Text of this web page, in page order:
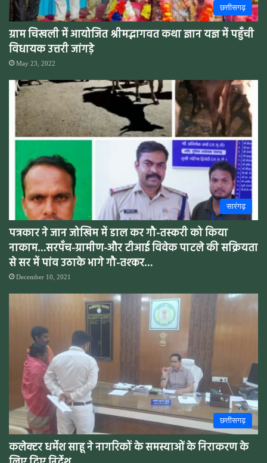
छत्तीसगढ़
ग्राम चिखली में आयोजित श्रीमद्भागवत कथा ज्ञान यज्ञ में पहुँची
विधायक उत्तरी जांगड़े
May 23, 2022
सारंगढ़
पत्रकार ने जान जोखिम में डाल कर गौ-तस्करी को किया
नाकाम…सरपँच-ग्रामीण-और टीआई विवेक पाटले की सक्रियता
से सर में पांव उठाके भागे गौ-तश्कर…
December 10, 2021
छत्तीसगढ़
कलेक्टर धर्मेश साहू ने नागरिकों के समस्याओं के निराकरण के